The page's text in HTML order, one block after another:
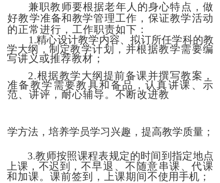
兼职教师要根据老年人的身心特点，做
好教学准备和教学管理工作，保证教学活动
的正常进行，工作职责如下：
1.精心设计教学内容、拟订所任学科的教
学大纲，制定教学计划，并根据教学需要编
写讲义或推荐教材；
2.根据教学大纲提前备课并撰写教案，
准备教学需要教具和备品，认真讲课、示
范、讲评，耐心辅导。不断改进教
学方法，培养学员学习兴趣，提高教学质量；
3.教师按照课程表规定的时间到指定地点
上课，不迟到， 不早退、不随意串课、代课
和加课。课前签到，上课期间不使用手机；